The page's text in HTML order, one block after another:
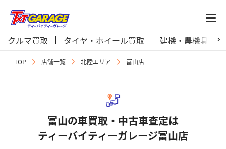
クルマ買取 タイヤ・ホイール買取 建機・農機具買取
TOP 店舗一覧 北陸エリア 富山店
富山の車買取・中古車査定は
ティーバイティーガレージ富山店